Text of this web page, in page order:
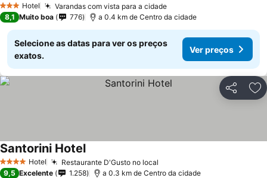
3 EstrelasHotel Varandas com vista para a cidade
8,1 Muito boa 776 a 0.4 km de Centro da cidade
Selecione as datas para ver os preços
exatos.
Ver preços
Partilhar
4 EstrelasHotel Restaurante D'Gusto no local
Santorini Hotel
9,5 Excelente 1.258 a 0.3 km de Centro da cidade